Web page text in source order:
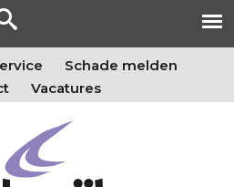
Schade melden
Vacatures